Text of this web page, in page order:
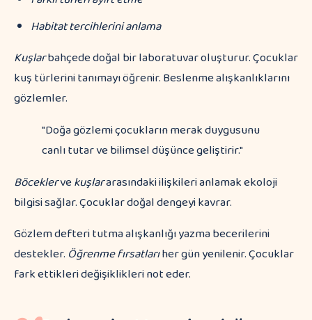
Habitat tercihlerini anlama
Kuşlarbahçede doğal bir laboratuvar oluşturur. Çocuklar
kuş türlerini tanımayı öğrenir. Beslenme alışkanlıklarını
gözlemler.
"Doğa gözlemi çocukların merak duygusunu
canlı tutar ve bilimsel düşünce geliştirir."
Böceklervekuşlararasındaki ilişkileri anlamak ekoloji
bilgisi sağlar. Çocuklar doğal dengeyi kavrar.
Gözlem defteri tutma alışkanlığı yazma becerilerini
destekler. Öğrenme fırsatlarıher gün yenilenir. Çocuklar
fark ettikleri değişiklikleri not eder.